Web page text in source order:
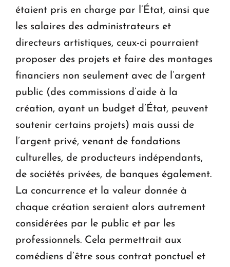
étaient pris en charge par l’État, ainsi que
les salaires des administrateurs et
directeurs artistiques, ceux-ci pourraient
proposer des projets et faire des montages
financiers non seulement avec de l’argent
public (des commissions d’aide à la
création, ayant un budget d’État, peuvent
soutenir certains projets) mais aussi de
l’argent privé, venant de fondations
culturelles, de producteurs indépendants,
de sociétés privées, de banques également.
La concurrence et la valeur donnée à
chaque création seraient alors autrement
considérées par le public et par les
professionnels. Cela permettrait aux
comédiens d’être sous contrat ponctuel et